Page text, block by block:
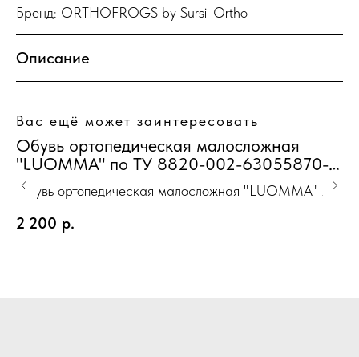
Бренд: ORTHOFROGS by Sursil Ortho
Описание
Вас ещё может заинтересовать
Обувь ортопедическая малосложная
"LUOMMA" по ТУ 8820-002-63055870-
2013 серийного производства туфли
Женская ажур голубой р-р 36
Обувь ортопедическая малосложная "LUOMMA" по
производства туфли Женская ажур голубой р-р 36
2 200 р.